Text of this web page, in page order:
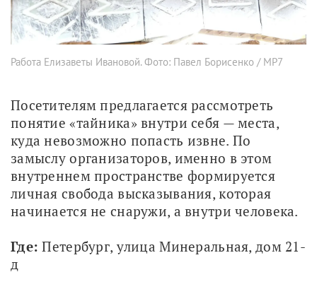
Работа Елизаветы Ивановой. Фото: Павел Борисенко / МР7
Посетителям предлагается рассмотреть
понятие «тайника» внутри себя — места,
куда невозможно попасть извне. По
замыслу организаторов, именно в этом
внутреннем пространстве формируется
личная свобода высказывания, которая
начинается не снаружи, а внутри человека.
Где: Петербург, улица Минеральная, дом 21-
д